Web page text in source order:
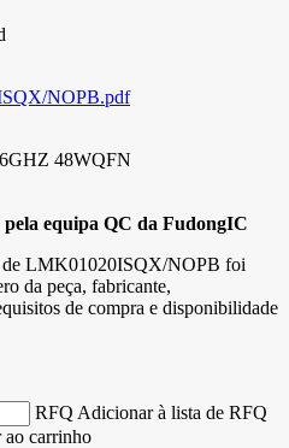
NOPB.pdf
48WQFN
pela equipa QC da FudongIC
de LMK01020ISQX/NOPB foi
da peça, fabricante,
de compra e disponibilidade
RFQ Adicionar à lista de RFQ
carrinho